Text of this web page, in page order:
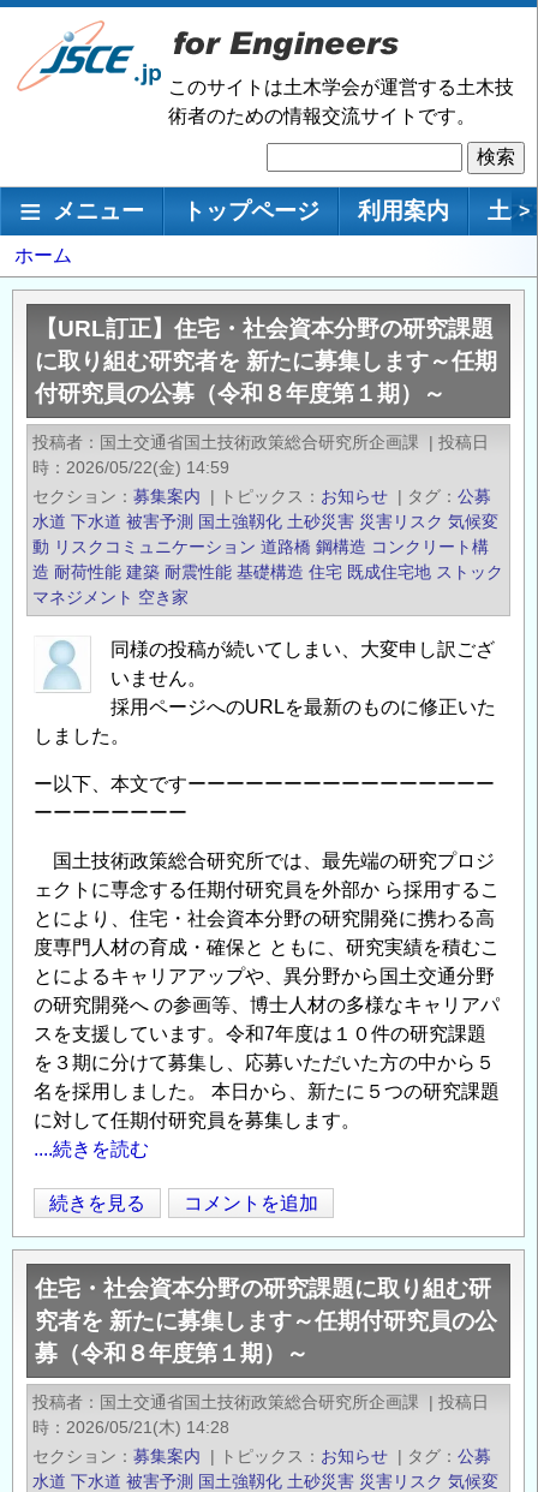
メ
ン
移
このサイトは土木学会が運営する土木技
術者のための情報交流サイトです。
索
メインナビゲーション
メニュー トップページ 利用案内 土 >
パ
ン
ホーム
【URL訂正】住宅・社会資本分野の研究課題
に取り組む研究者を 新たに募集します～任期
付研究員の公募（令和８年度第１期）～
投稿者 国土交通省国土技術政策総合研究所企画課 | 投稿日
時
2026/05/22(金) 14:59
セクション
募集案内 | トピックス お知らせ | タグ
公募
水道 下水道 被害予測 国土強靱化 土砂災害 災害リスク 気候変
動 リスクコミュニケーション 道路橋 鋼構造 コンクリート構
造 耐荷性能 建築 耐震性能 基礎構造 住宅 既成住宅地 ストック
マネジメント 空き家
同様の投稿が続いてしまい、大変申し訳ござ
いません。
採用ページへのURLを最新のものに修正いた
しました。
ー以下、本文ですーーーーーーーーーーーーーーーー
ーーーーーーーー
国土技術政策総合研究所では、最先端の研究プロジ
ェクトに専念する任期付研究員を外部か ら採用するこ
とにより、住宅・社会資本分野の研究開発に携わる高
度専門人材の育成・確保と ともに、研究実績を積むこ
とによるキャリアアップや、異分野から国土交通分野
の研究開発へ の参画等、博士人材の多様なキャリアパ
スを支援しています。令和7年度は１０件の研究課題
を３期に分けて募集し、応募いただいた方の中から５
名を採用しました。 本日から、新たに５つの研究課題
に対して任期付研究員を募集します。
....続きを読む
【URL
訂
正】
住
宅・
社
会
資
分
続きを見る コメントを追加
住宅・社会資本分野の研究課題に取り組む研
究者を 新たに募集します～任期付研究員の公
募（令和８年度第１期）～
投稿者 国土交通省国土技術政策総合研究所企画課 | 投稿日
時
2026/05/21(木) 14:28
セクション
募集案内 | トピックス お知らせ | タグ
公募
水道 下水道 被害予測 国土強靱化 土砂災害 災害リスク 気候変